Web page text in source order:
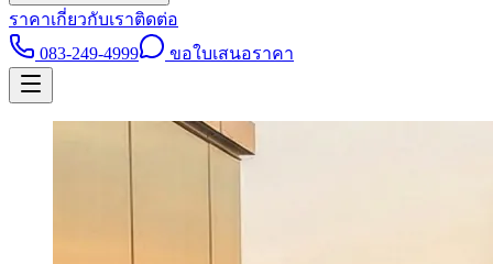
ราคาเกี่ยวกับเราติดต่อ
083-249-4999
ขอใบเสนอราคา